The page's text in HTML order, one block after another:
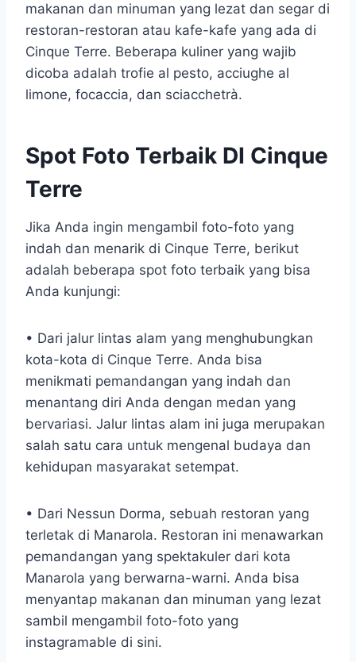
makanan dan minuman yang lezat dan segar di
restoran-restoran atau kafe-kafe yang ada di
Cinque Terre. Beberapa kuliner yang wajib
dicoba adalah trofie al pesto, acciughe al
limone, focaccia, dan sciacchetrà.
Spot Foto Terbaik DI Cinque
Terre
Jika Anda ingin mengambil foto-foto yang
indah dan menarik di Cinque Terre, berikut
adalah beberapa spot foto terbaik yang bisa
Anda kunjungi:
• Dari jalur lintas alam yang menghubungkan
kota-kota di Cinque Terre. Anda bisa
menikmati pemandangan yang indah dan
menantang diri Anda dengan medan yang
bervariasi. Jalur lintas alam ini juga merupakan
salah satu cara untuk mengenal budaya dan
kehidupan masyarakat setempat.
• Dari Nessun Dorma, sebuah restoran yang
terletak di Manarola. Restoran ini menawarkan
pemandangan yang spektakuler dari kota
Manarola yang berwarna-warni. Anda bisa
menyantap makanan dan minuman yang lezat
sambil mengambil foto-foto yang
instagramable di sini.